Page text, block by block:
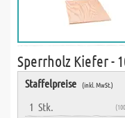
Sperrholz Kiefer -
Staffelpreise (inkl. MwSt.)
1 Stk.